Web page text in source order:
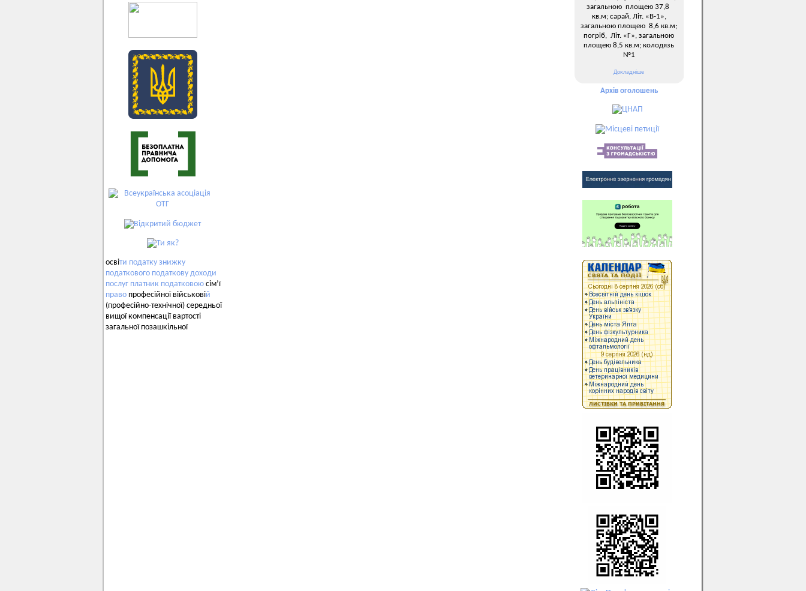
освіти податку знижку
податкового податкову доходи
послуг платник податковою сім’ї
право професійної військовій
(професійно-технічної) середньої
вищої компенсації вартості
загальної позашкільної
загальною площею 37,8
кв.м; сарай, Літ. «В-1»,
загальною площею 8,6 кв.м;
погріб, Літ. «Г», загальною
площею 8,5 кв.м; колодязь
№1
Докладніше
Архів оголошень